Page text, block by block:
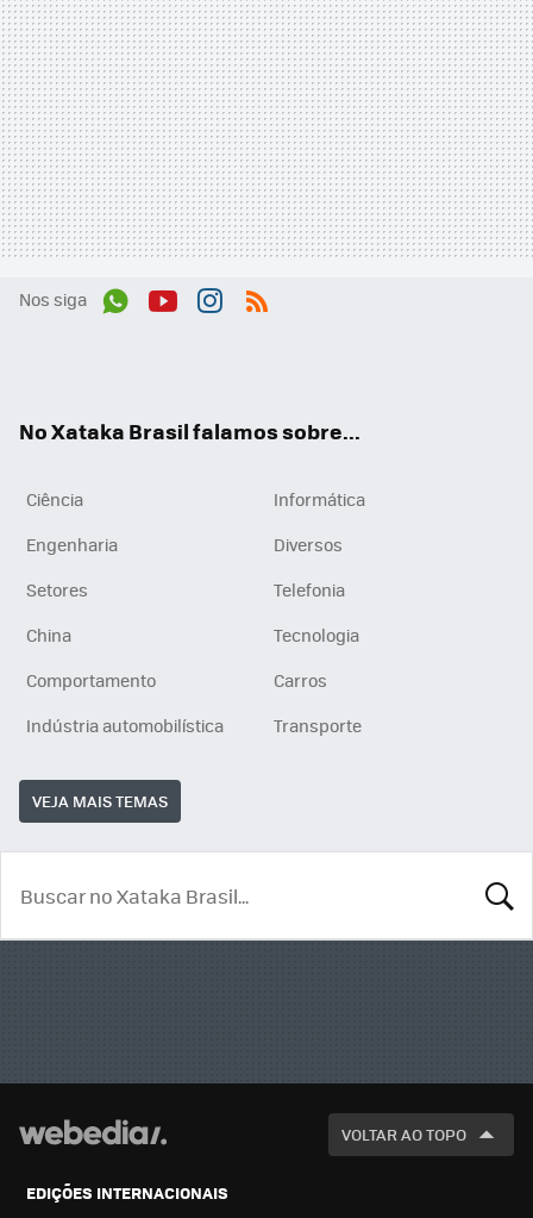
Nos siga
No Xataka Brasil falamos sobre...
Ciência
Informática
Engenharia
Diversos
Setores
Telefonia
China
Tecnologia
Comportamento
Carros
Indústria automobilística
Transporte
VEJA MAIS TEMAS
VOLTAR AO TOPO
EDIÇÕES INTERNACIONAIS